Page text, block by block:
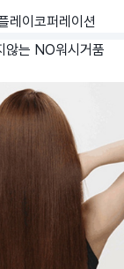
레이코퍼레이션
않는 NO워시거품